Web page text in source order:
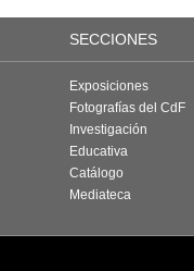
SECCIONES
Exposiciones
Fotografías del CdF
Investigación
Educativa
Catálogo
Mediateca